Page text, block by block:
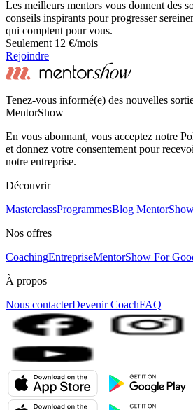
Les meilleurs mentors vous donnent des
conseils inspirants pour progresser
qui comptent pour vous.
Seulement 12 €/mois
Rejoindre
Tenez-vous informé(e) des nouvelles
MentorShow
En vous abonnant, vous acceptez notre
et donnez votre consentement pour
notre entreprise.
Découvrir
MasterclassProgrammesBlog
Nos offres
CoachingEntrepriseMentorShow For
À propos
Nous contacterDevenir CoachFAQ